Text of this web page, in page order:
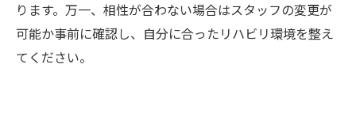
ります。万一、相性が合わない場合はスタッフの変更が
可能か事前に確認し、自分に合ったリハビリ環境を整え
てください。